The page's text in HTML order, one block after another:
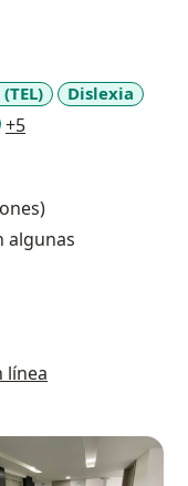
Dislexia
+5
algunas
línea